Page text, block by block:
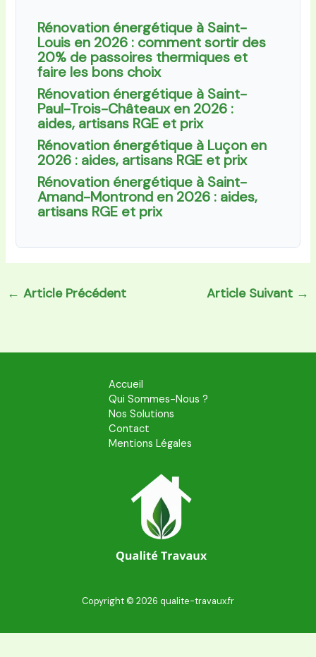
Rénovation énergétique à Saint-
Louis en 2026 : comment sortir des
20% de passoires thermiques et
faire les bons choix
Rénovation énergétique à Saint-
Paul-Trois-Châteaux en 2026 :
aides, artisans RGE et prix
Rénovation énergétique à Luçon en
2026 : aides, artisans RGE et prix
Rénovation énergétique à Saint-
Amand-Montrond en 2026 : aides,
artisans RGE et prix
← Article Précédent Article Suivant →
Accueil
Qui Sommes-Nous ?
Nos Solutions
Contact
Mentions Légales
Copyright © 2026 qualite-travaux.fr